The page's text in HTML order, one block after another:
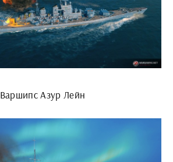
Варшипс Азур Лейн